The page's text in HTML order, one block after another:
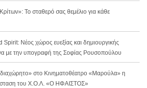
Το σταθερό σας θεμέλιο για κάθε
Νέος χώρος ευεξίας και δημιουργικής
με την υπογραφή της Σοφίας Ρουσοπούλου
στο Κινηματοθέατρο «Μαρούλα» η
του Χ.Ο.Λ. «Ο ΗΦΑΙΣΤΟΣ»